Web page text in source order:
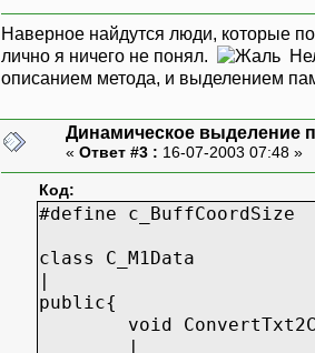
Наверное найдутся люди, которые
лично я ничего не понял.
описанием метода, и выделением
Динамическое выделение
« Ответ #3 : 16-07-2003 07:48 »
Код:
#define c_BuffCoordSize
class C_M1Data
|
public{
void
|